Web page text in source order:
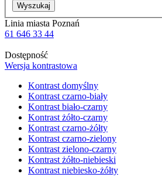
Wyszukaj
Linia miasta Poznań
61 646 33 44
Dostępność
Wersja kontrastowa
Kontrast domyślny
Kontrast czarno-biały
Kontrast biało-czarny
Kontrast żółto-czarny
Kontrast czarno-żółty
Kontrast czarno-zielony
Kontrast zielono-czarny
Kontrast żółto-niebieski
Kontrast niebiesko-żółty